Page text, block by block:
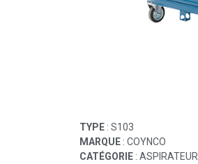
TYPE : S103
MARQUE : COYNCO
CATÉGORIE : ASPIRATEUR